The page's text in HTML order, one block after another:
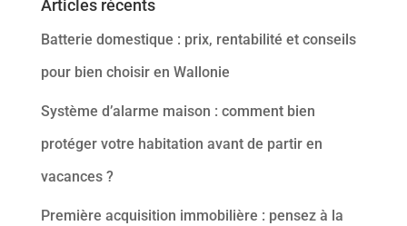
Articles récents
Batterie domestique : prix, rentabilité et conseils
pour bien choisir en Wallonie
Système d’alarme maison : comment bien
protéger votre habitation avant de partir en
vacances ?
Première acquisition immobilière : pensez à la